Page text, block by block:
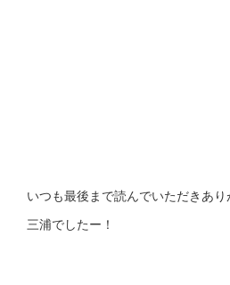
いつも最後まで読んでいただきあり
三浦でしたー！